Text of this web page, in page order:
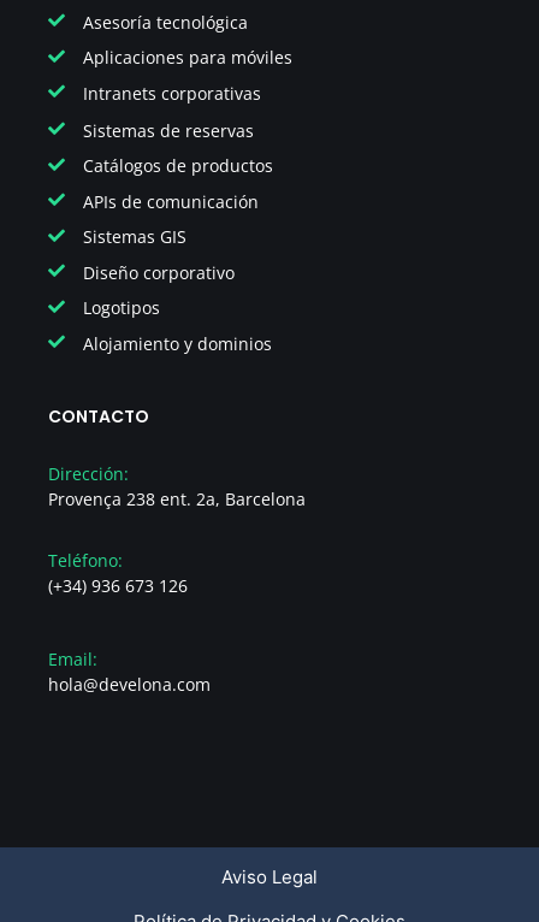
Asesoría tecnológica
Aplicaciones para móviles
Intranets corporativas
Sistemas de reservas
Catálogos de productos
APIs de comunicación
Sistemas GIS
Diseño corporativo
Logotipos
Alojamiento y dominios
CONTACTO
Dirección:
Provença 238 ent. 2a, Barcelona
Teléfono:
(+34) 936 673 126
Email:
hola@develona.com
Aviso Legal